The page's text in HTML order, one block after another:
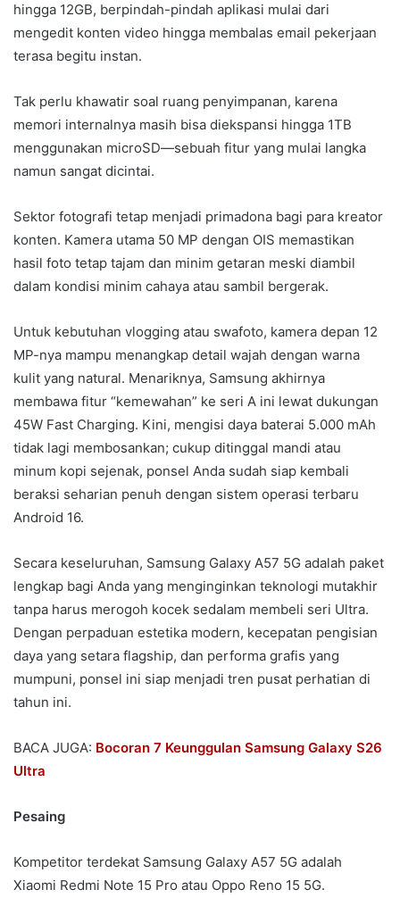
hingga 12GB, berpindah-pindah aplikasi mulai dari
mengedit konten video hingga membalas email pekerjaan
terasa begitu instan.
Tak perlu khawatir soal ruang penyimpanan, karena
memori internalnya masih bisa diekspansi hingga 1TB
menggunakan microSD—sebuah fitur yang mulai langka
namun sangat dicintai.
Sektor fotografi tetap menjadi primadona bagi para kreator
konten. Kamera utama 50 MP dengan OIS memastikan
hasil foto tetap tajam dan minim getaran meski diambil
dalam kondisi minim cahaya atau sambil bergerak.
Untuk kebutuhan vlogging atau swafoto, kamera depan 12
MP-nya mampu menangkap detail wajah dengan warna
kulit yang natural. Menariknya, Samsung akhirnya
membawa fitur “kemewahan” ke seri A ini lewat dukungan
45W Fast Charging. Kini, mengisi daya baterai 5.000 mAh
tidak lagi membosankan; cukup ditinggal mandi atau
minum kopi sejenak, ponsel Anda sudah siap kembali
beraksi seharian penuh dengan sistem operasi terbaru
Android 16.
Secara keseluruhan, Samsung Galaxy A57 5G adalah paket
lengkap bagi Anda yang menginginkan teknologi mutakhir
tanpa harus merogoh kocek sedalam membeli seri Ultra.
Dengan perpaduan estetika modern, kecepatan pengisian
daya yang setara flagship, dan performa grafis yang
mumpuni, ponsel ini siap menjadi tren pusat perhatian di
tahun ini.
BACA JUGA: Bocoran 7 Keunggulan Samsung Galaxy S26
Ultra
Pesaing
Kompetitor terdekat Samsung Galaxy A57 5G adalah
Xiaomi Redmi Note 15 Pro atau Oppo Reno 15 5G.